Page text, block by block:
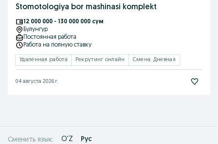
Stomotologiya bor mashinasi komplekt
12 000 000 - 130 000 000 сум
Булунгур
Постоянная работа
Работа на полную ставку
Удалённая работа Рекрутинг онлайн Смена: Дневная
04 августа 2026 г.
Сменить язык: O'Z Рус